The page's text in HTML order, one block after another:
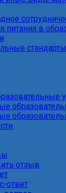
питания в
отзыв
ответ